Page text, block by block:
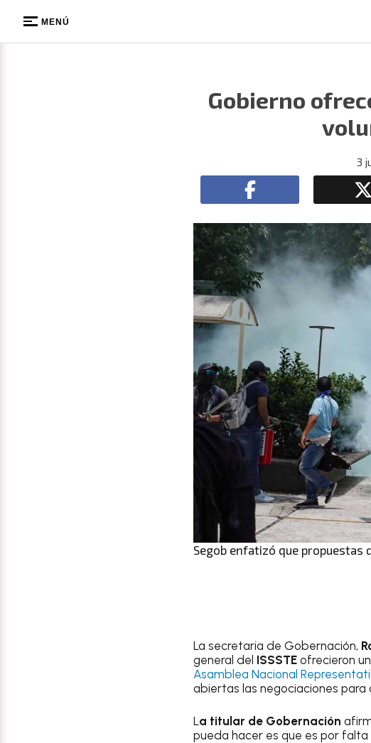
MENÚ
Gobierno
3
Segob enfatizó que propuestas
La secretaria de Gobernación,
general del ISSSTE ofrecieron
Asamblea Nacional
abiertas las negociaciones
La titular de Gobernación
pueda hacer es que es por